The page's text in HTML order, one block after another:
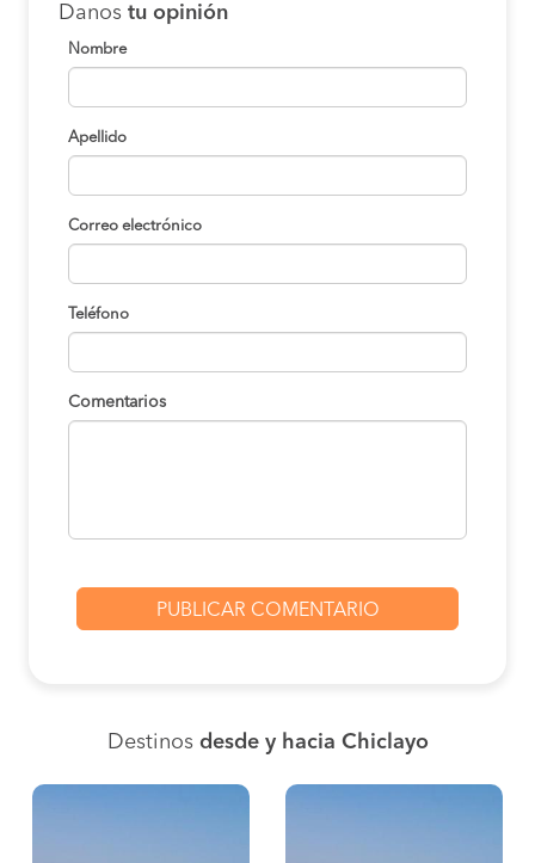
Danos tu opinión
Nombre
Apellido
Correo electrónico
Teléfono
Comentarios
Destinos desde y hacia Chiclayo